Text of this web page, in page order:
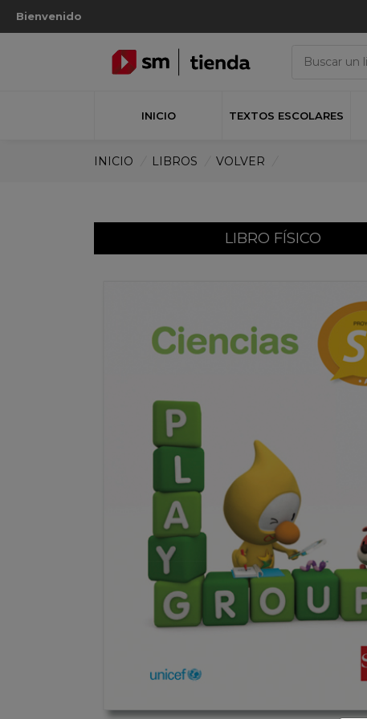
Bienvenido
INICIO TEXTOS ESCOLARES
INICIO LIBROS VOLVER
LIBRO FÍSICO